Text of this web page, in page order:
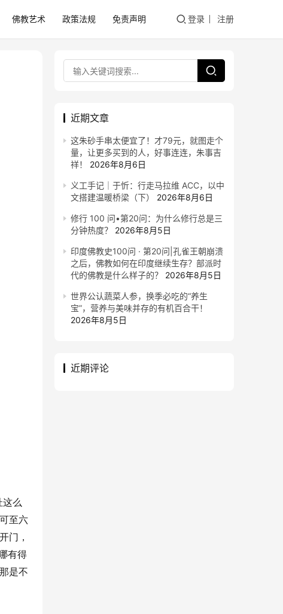
佛教艺术 政策法规 免责声明 登录 注册
这么
至六
门，
有得
是不
近期文章
这朱砂手串太便宜了！才79元，就图走个
量，让更多买到的人，好事连连，朱事吉
祥！
2026年8月6日
义工手记｜于忻：行走马拉维 ACC，以中
文搭建温暖桥梁（下）
2026年8月6日
修行 100 问•第20问：为什么修行总是三
分钟热度？
2026年8月5日
印度佛教史100问 · 第20问|孔雀王朝崩溃
之后，佛教如何在印度继续生存？部派时
代的佛教是什么样子的？
2026年8月5日
世界公认蔬菜人参，换季必吃的“养生
宝”，营养与美味并存的有机百合干！
2026年8月5日
近期评论